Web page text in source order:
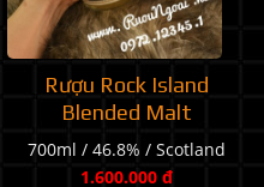
Rượu Rock Island
Blended Malt
700ml / 46.8% / Scotland
1.600.000 đ